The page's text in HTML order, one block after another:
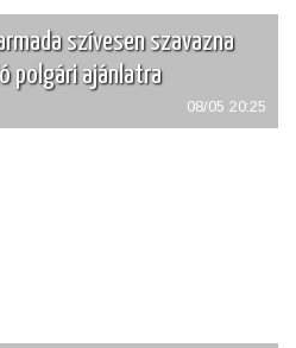
szívesen szavazna
polgári ajánlatra
08/05 20:25